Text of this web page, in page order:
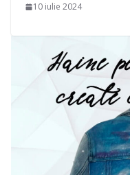
10 iulie 2024